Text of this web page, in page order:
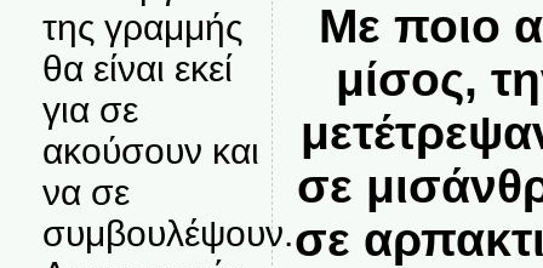
της γραμμής
θα είναι εκεί
για σε
ακούσουν και
να σε
συμβουλέψουν.
Με ποιο
μίσος,
σε
σε